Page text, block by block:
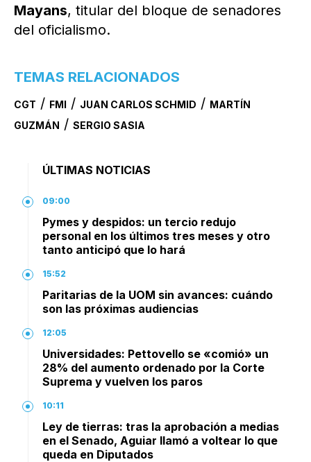
Mayans, titular del bloque de senadores
del oficialismo.
TEMAS RELACIONADOS
CGT / FMI / JUAN CARLOS SCHMID / MARTÍN
GUZMÁN / SERGIO SASIA
ÚLTIMAS NOTICIAS
09:00
Pymes y despidos: un tercio redujo
personal en los últimos tres meses y otro
tanto anticipó que lo hará
15:52
Paritarias de la UOM sin avances: cuándo
son las próximas audiencias
12:05
Universidades: Pettovello se «comió» un
28% del aumento ordenado por la Corte
Suprema y vuelven los paros
10:11
Ley de tierras: tras la aprobación a medias
en el Senado, Aguiar llamó a voltear lo que
queda en Diputados